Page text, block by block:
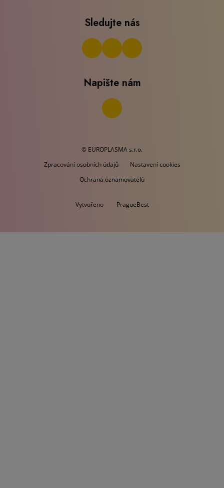
Sledujte nás
Napište nám
© EUROPLASMA s.r.o.
Zpracování osobních údajů
Nastavení cookies
Ochrana oznamovatelů
Vytvořeno PragueBest